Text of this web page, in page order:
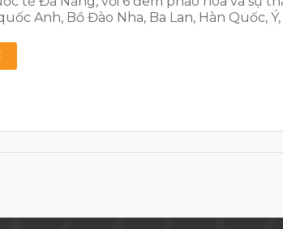
Anh, Bồ Đào Nha, Ba Lan, Hàn Quốc,